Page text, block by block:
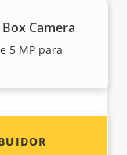
Camera
5 MP para
en
de
y